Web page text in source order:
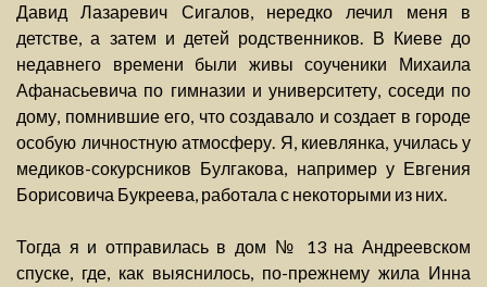
Давид Лазаревич Сигалов, нередко лечил меня в
детстве, а затем и детей родственников. В Киеве до
недавнего времени были живы соученики Михаила
Афанасьевича по гимназии и университету, соседи по
дому, помнившие его, что создавало и создает в городе
особую личностную атмосферу. Я, киевлянка, училась у
медиков-сокурсников Булгакова, например у Евгения
Борисовича Букреева, работала с некоторыми из них.
Тогда я и отправилась в дом № 13 на Андреевском
спуске, где, как выяснилось, по-прежнему жила Инна